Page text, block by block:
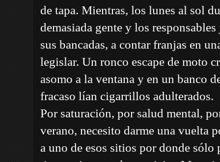
de tapa. Mientras, los lunes al sol
demasiada gente y los
sus bancadas, a contar franjas en
legislar. Un ronco escape de moto
asomo a la ventana y en un banco
fracaso lían cigarrillos adulterados.
Por saturación, por salud mental,
verano, necesito darme una vuelta
a uno de esos sitios por donde sólo